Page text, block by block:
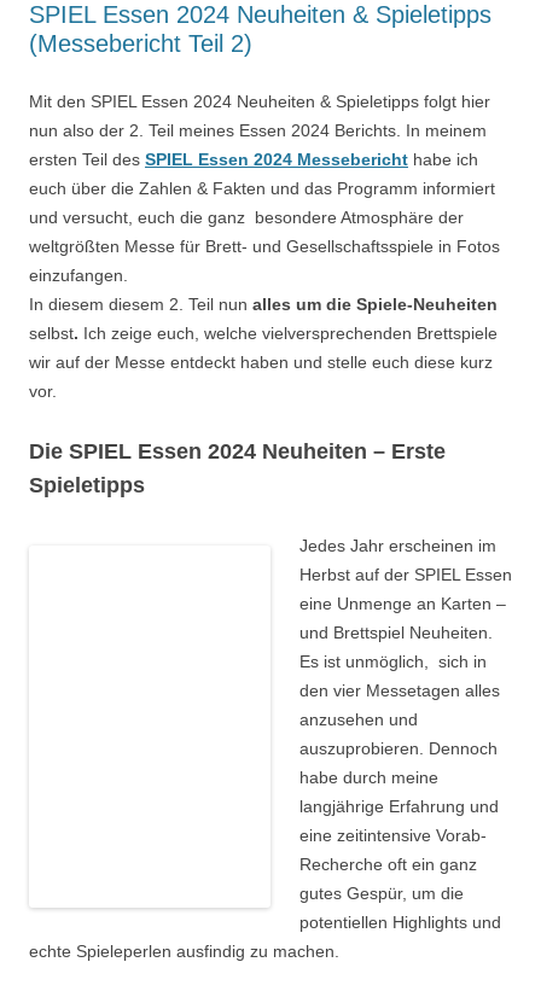
SPIEL Essen 2024 Neuheiten & Spieletipps
(Messebericht Teil 2)
Mit den SPIEL Essen 2024 Neuheiten & Spieletipps folgt hier
nun also der 2. Teil meines Essen 2024 Berichts. In meinem
ersten Teil des SPIEL Essen 2024 Messebericht habe ich
euch über die Zahlen & Fakten und das Programm informiert
und versucht, euch die ganz besondere Atmosphäre der
weltgrößten Messe für Brett- und Gesellschaftsspiele in Fotos
einzufangen.
In diesem diesem 2. Teil nun alles um die Spiele-Neuheiten
selbst. Ich zeige euch, welche vielversprechenden Brettspiele
wir auf der Messe entdeckt haben und stelle euch diese kurz
vor.
Die SPIEL Essen 2024 Neuheiten – Erste
Spieletipps
Jedes Jahr erscheinen im
Herbst auf der SPIEL Essen
eine Unmenge an Karten –
und Brettspiel Neuheiten.
Es ist unmöglich, sich in
den vier Messetagen alles
anzusehen und
auszuprobieren. Dennoch
habe durch meine
langjährige Erfahrung und
eine zeitintensive Vorab-
Recherche oft ein ganz
gutes Gespür, um die
potentiellen Highlights und
echte Spieleperlen ausfindig zu machen.